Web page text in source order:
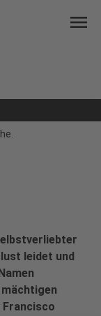
menu
leidet und
Francisco